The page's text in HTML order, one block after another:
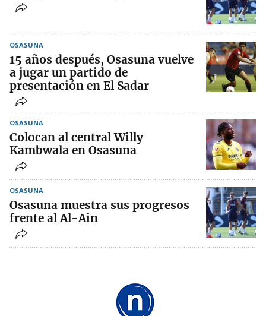
OSASUNA
15 años después, Osasuna vuelve
a jugar un partido de
presentación en El Sadar
OSASUNA
Colocan al central Willy
Kambwala en Osasuna
OSASUNA
Osasuna muestra sus progresos
frente al Al-Ain